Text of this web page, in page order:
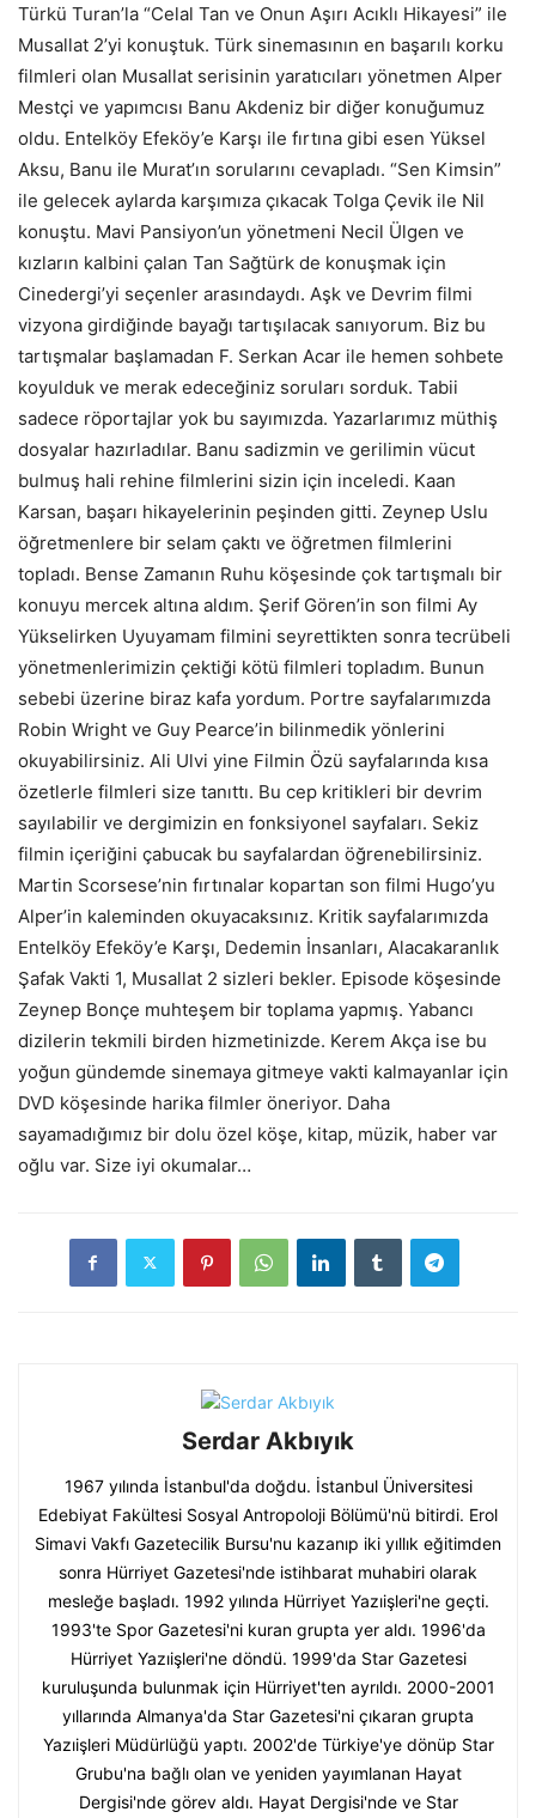
Türkü Turan’la “Celal Tan ve Onun Aşırı Acıklı Hikayesi” ile
Musallat 2’yi konuştuk. Türk sinemasının en başarılı korku
filmleri olan Musallat serisinin yaratıcıları yönetmen Alper
Mestçi ve yapımcısı Banu Akdeniz bir diğer konuğumuz
oldu. Entelköy Efeköy’e Karşı ile fırtına gibi esen Yüksel
Aksu, Banu ile Murat’ın sorularını cevapladı. “Sen Kimsin”
ile gelecek aylarda karşımıza çıkacak Tolga Çevik ile Nil
konuştu. Mavi Pansiyon’un yönetmeni Necil Ülgen ve
kızların kalbini çalan Tan Sağtürk de konuşmak için
Cinedergi’yi seçenler arasındaydı. Aşk ve Devrim filmi
vizyona girdiğinde bayağı tartışılacak sanıyorum. Biz bu
tartışmalar başlamadan F. Serkan Acar ile hemen sohbete
koyulduk ve merak edeceğiniz soruları sorduk. Tabii
sadece röportajlar yok bu sayımızda. Yazarlarımız müthiş
dosyalar hazırladılar. Banu sadizmin ve gerilimin vücut
bulmuş hali rehine filmlerini sizin için inceledi. Kaan
Karsan, başarı hikayelerinin peşinden gitti. Zeynep Uslu
öğretmenlere bir selam çaktı ve öğretmen filmlerini
topladı. Bense Zamanın Ruhu köşesinde çok tartışmalı bir
konuyu mercek altına aldım. Şerif Gören’in son filmi Ay
Yükselirken Uyuyamam filmini seyrettikten sonra tecrübeli
yönetmenlerimizin çektiği kötü filmleri topladım. Bunun
sebebi üzerine biraz kafa yordum. Portre sayfalarımızda
Robin Wright ve Guy Pearce’in bilinmedik yönlerini
okuyabilirsiniz. Ali Ulvi yine Filmin Özü sayfalarında kısa
özetlerle filmleri size tanıttı. Bu cep kritikleri bir devrim
sayılabilir ve dergimizin en fonksiyonel sayfaları. Sekiz
filmin içeriğini çabucak bu sayfalardan öğrenebilirsiniz.
Martin Scorsese’nin fırtınalar kopartan son filmi Hugo’yu
Alper’in kaleminden okuyacaksınız. Kritik sayfalarımızda
Entelköy Efeköy’e Karşı, Dedemin İnsanları, Alacakaranlık
Şafak Vakti 1, Musallat 2 sizleri bekler. Episode köşesinde
Zeynep Bonçe muhteşem bir toplama yapmış. Yabancı
dizilerin tekmili birden hizmetinizde. Kerem Akça ise bu
yoğun gündemde sinemaya gitmeye vakti kalmayanlar için
DVD köşesinde harika filmler öneriyor. Daha
sayamadığımız bir dolu özel köşe, kitap, müzik, haber var
oğlu var. Size iyi okumalar…
Serdar Akbıyık
1967 yılında İstanbul'da doğdu. İstanbul Üniversitesi
Edebiyat Fakültesi Sosyal Antropoloji Bölümü'nü bitirdi. Erol
Simavi Vakfı Gazetecilik Bursu'nu kazanıp iki yıllık eğitimden
sonra Hürriyet Gazetesi'nde istihbarat muhabiri olarak
mesleğe başladı. 1992 yılında Hürriyet Yazıişleri'ne geçti.
1993'te Spor Gazetesi'ni kuran grupta yer aldı. 1996'da
Hürriyet Yazıişleri'ne döndü. 1999'da Star Gazetesi
kuruluşunda bulunmak için Hürriyet'ten ayrıldı. 2000-2001
yıllarında Almanya'da Star Gazetesi'ni çıkaran grupta
Yazıişleri Müdürlüğü yaptı. 2002'de Türkiye'ye dönüp Star
Grubu'na bağlı olan ve yeniden yayımlanan Hayat
Dergisi'nde görev aldı. Hayat Dergisi'nde ve Star